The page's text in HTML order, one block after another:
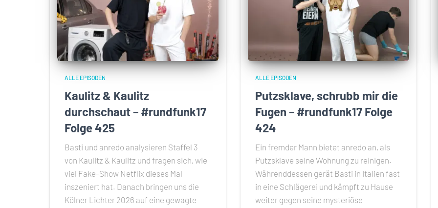
ALLE EPISODEN
Kaulitz & Kaulitz
durchschaut – #rundfunk17
Folge 425
Basti und anredo analysieren Staffel 3
von Kaulitz & Kaulitz und fragen sich, wie
viel Fake-Show Netflix dieses Mal
inszeniert hat. Danach bringen uns die
Kölner Lichter 2026 auf eine gewagte
ALLE EPISODEN
Putzsklave, schrubb mir die
Fugen – #rundfunk17 Folge
424
Ein fremder Mann bietet anredo an, als
Putzsklave seine Wohnung zu reinigen.
Währenddessen gerät Basti in Italien fast
in eine Schlägerei und kämpft zu Hause
weiter gegen seine mysteriöse